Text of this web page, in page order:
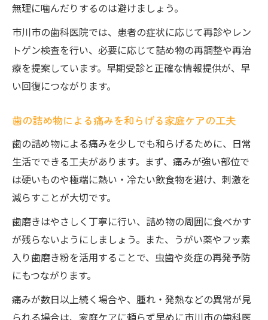
無理に噛んだりするのは避けましょう。
市川市の歯科医院では、患者の症状に応じて再診やレン
トゲン検査を行い、必要に応じて詰め物の再調整や再治
療を提案しています。早期受診と正確な情報提供が、早
い回復につながります。
歯の詰め物による痛みを和らげる家庭ケアの工夫
歯の詰め物による痛みを少しでも和らげるために、日常
生活でできる工夫があります。まず、痛みが強い部位で
は硬いものや極端に熱い・冷たい飲食物を避け、刺激を
減らすことが大切です。
歯磨きはやさしく丁寧に行い、詰め物の周囲に食べかす
が残らないようにしましょう。また、うがい薬やフッ素
入り歯磨き粉を活用することで、虫歯や炎症の再発予防
にもつながります。
痛みが数日以上続く場合や、腫れ・発熱などの異常が見
られる場合は、家庭ケアに頼らず早めに市川市の歯科医